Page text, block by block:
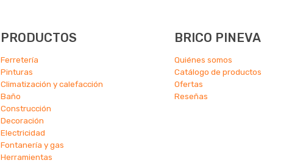
PRODUCTOS
Ferretería
Pinturas
Climatización y calefacción
Baño
Construcción
Decoración
Electricidad
Fontanería y gas
Herramientas
BRICO PINEVA
Quiénes somos
Catálogo de productos
Ofertas
Reseñas